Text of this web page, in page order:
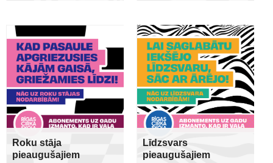
Roku stāja
pieaugušajiem
Līdzsvars
pieaugušajiem